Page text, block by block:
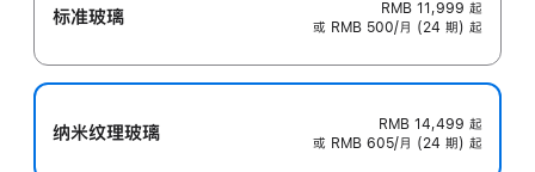
标准玻璃 RMB 11,999 起
或 RMB 500/月 (24 期) 起
纳米纹理玻璃 RMB 14,499 起
或 RMB 605/月 (24 期) 起